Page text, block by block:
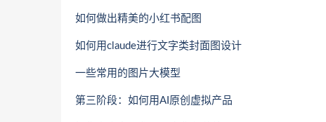
如何做出精美的小红书配图
如何用claude进行文字类封面图设计
一些常用的图片大模型
第三阶段：如何用AI原创虚拟产品